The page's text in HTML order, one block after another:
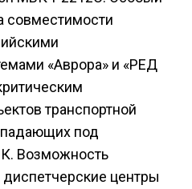
совместимости
«Аврора» и «РЕД
транспортной
под
Возможность
центры